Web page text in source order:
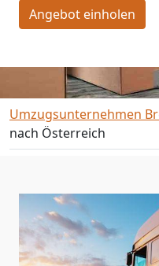
Angebot einholen
Umzugsunternehmen
nach Österreich